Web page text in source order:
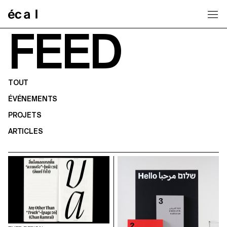
FEED
TOUT
ÉVÉNEMENTS
PROJETS
ARTICLES